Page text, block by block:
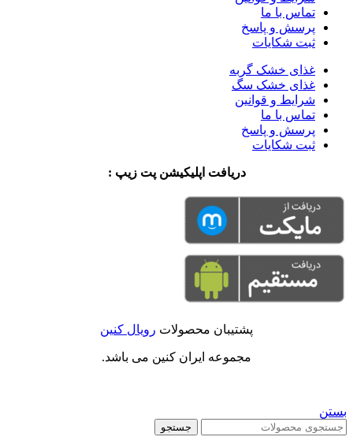
تماس با ما
پرسش و پاسخ
ثبت شکایات
غذای خشک گربه
غذای خشک سگ
شرایط و قوانین
تماس با ما
پرسش و پاسخ
ثبت شکایات
دریافت اپلیکیشن پت زیپ :
پشتیبان محصولات رویال کنین
مجموعه ایران کنین می باشد.
بستن
جستجو